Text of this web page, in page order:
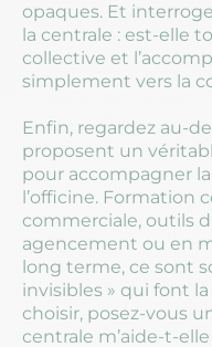
opaques. Et
la centrale : est-elle
collective et
simplement vers la
Enfin, regardez au-
proposent un
pour accompagner
l’officine. Formation
commerciale, outils
agencement ou en
long terme, ce sont
invisibles » qui font
choisir, posez-vous
centrale m’aide-t-